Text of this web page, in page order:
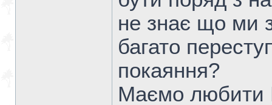
не знає що ми
багато
покаяння?
Маємо любити